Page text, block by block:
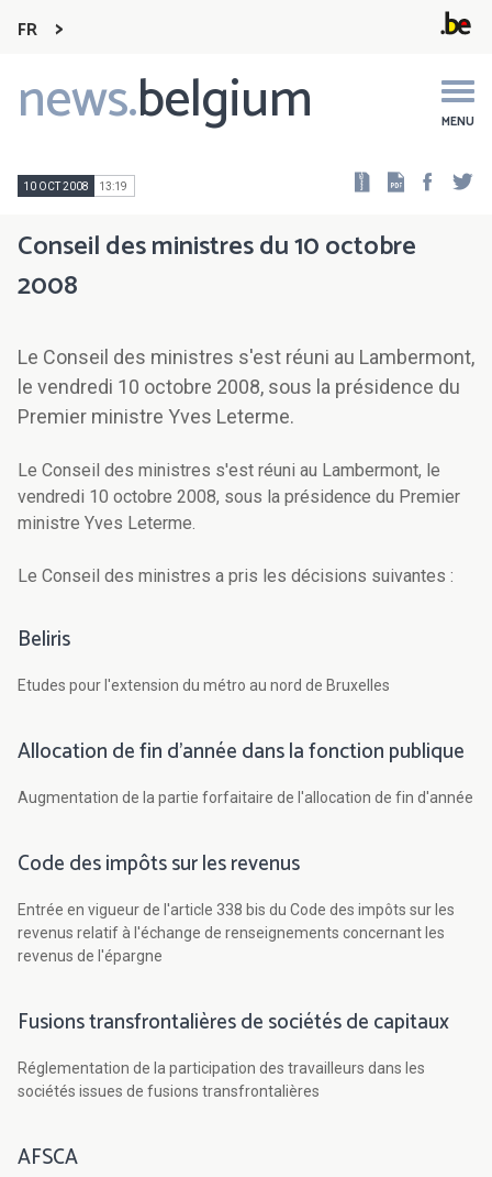
FR
news.belgium MENU
Main
navigation
10 OCT 2008 13:19
Conseil des ministres du 10 octobre
2008
Le Conseil des ministres s'est réuni au Lambermont,
le vendredi 10 octobre 2008, sous la présidence du
Premier ministre Yves Leterme.
Le Conseil des ministres s'est réuni au Lambermont, le
vendredi 10 octobre 2008, sous la présidence du Premier
ministre Yves Leterme.
Le Conseil des ministres a pris les décisions suivantes :
Beliris
Etudes pour l'extension du métro au nord de Bruxelles
Allocation de fin d'année dans la fonction publique
Augmentation de la partie forfaitaire de l'allocation de fin d'année
Code des impôts sur les revenus
Entrée en vigueur de l'article 338 bis du Code des impôts sur les
revenus relatif à l'échange de renseignements concernant les
revenus de l'épargne
Fusions transfrontalières de sociétés de capitaux
Réglementation de la participation des travailleurs dans les
sociétés issues de fusions transfrontalières
AFSCA